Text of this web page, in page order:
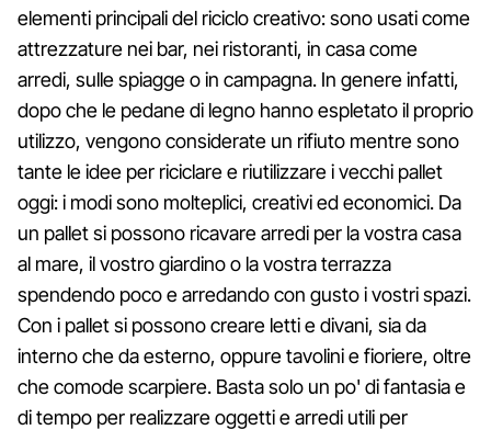
elementi principali del riciclo creativo: sono usati come
attrezzature nei bar, nei ristoranti, in casa come
arredi, sulle spiagge o in campagna. In genere infatti,
dopo che le pedane di legno hanno espletato il proprio
utilizzo, vengono considerate un rifiuto mentre sono
tante le idee per riciclare e riutilizzare i vecchi pallet
oggi: i modi sono molteplici, creativi ed economici. Da
un pallet si possono ricavare arredi per la vostra casa
al mare, il vostro giardino o la vostra terrazza
spendendo poco e arredando con gusto i vostri spazi.
Con i pallet si possono creare letti e divani, sia da
interno che da esterno, oppure tavolini e fioriere, oltre
che comode scarpiere. Basta solo un po' di fantasia e
di tempo per realizzare oggetti e arredi utili per